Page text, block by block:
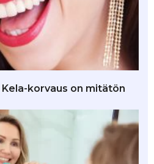
korvaus on mitätön